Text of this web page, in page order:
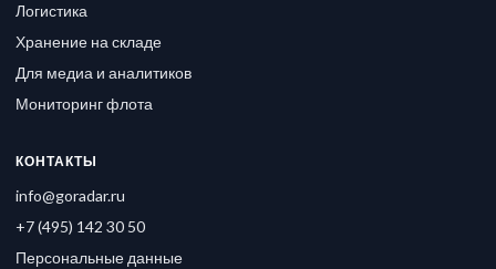
Логистика
Хранение на складе
Для медиа и аналитиков
Мониторинг флота
КОНТАКТЫ
info@goradar.ru
+7 (495) 142 30 50
Персональные данные